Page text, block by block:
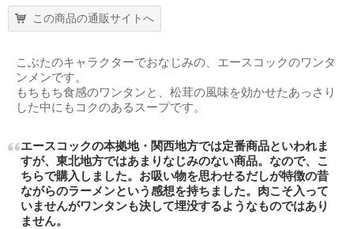
この商品の通販サイトへ
こぶたのキャラクターでおなじみの、エースコックのワンタ
ンメンです。
もちもち食感のワンタンと、松茸の風味を効かせたあっさり
した中にもコクのあるスープです。
エースコックの本拠地・関西地方では定番商品といわれま
すが、東北地方ではあまりなじみのない商品。なので、こ
ちらで購入しました。お吸い物を思わせるだしが特徴の昔
ながらのラーメンという感想を持ちました。肉こそ入って
いませんがワンタンも決して埋没するようなものではあり
ません。